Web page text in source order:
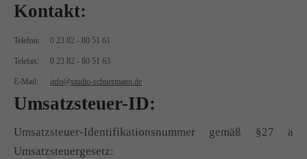
Kontakt:
Telefon: 0 23 82 - 80 51 61
Telefax: 0 23 82 - 80 51 63
E-Mail: info@studio-schuermann.de
Umsatzsteuer-ID:
Umsatzsteuer-Identifikationsnummer gemäß §27 a
Umsatzsteuergesetz: